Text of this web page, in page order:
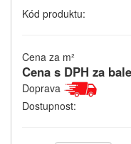
Kód produktu:
Cena za m²
Cena s DPH za
Doprava
Dostupnost: